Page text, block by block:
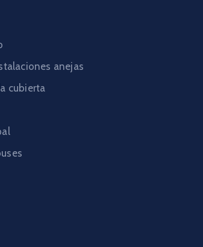
anejas
cubierta